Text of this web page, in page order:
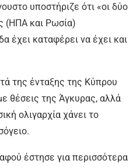
υποστήριζε ότι «οι δύο
(ΗΠΑ και Ρωσία)
έχει καταφέρει να έχει και
της ένταξης της Κύπρου
θέσεις της Άγκυρας, αλλά
ολιγαρχία χάνει το
έστησε για περισσότερα